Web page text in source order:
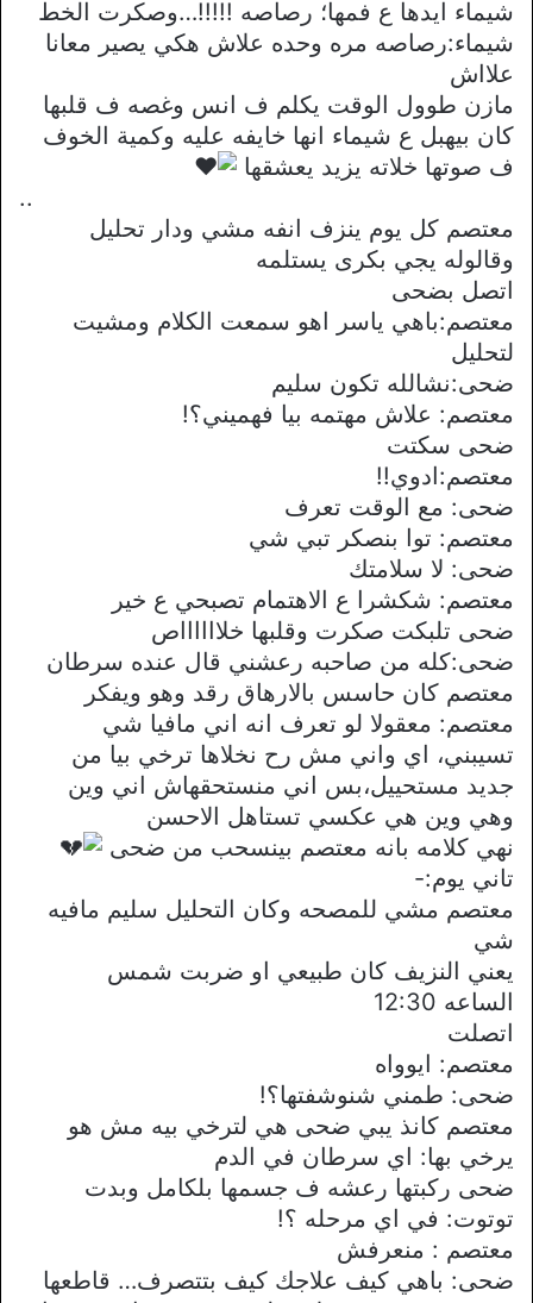
شيماء ايدها ع فمها؛ رصاصه !!!!!…وصكرت الخط
شيماء:رصاصه مره وحده علاش هكي يصير معانا
علااش
مازن طوول الوقت يكلم ف انس وغصه ف قلبها
كان بيهبل ع شيماء انها خايفه عليه وكمية الخوف
ف صوتها خلاته يزيد يعشقها
..
معتصم كل يوم ينزف انفه مشي ودار تحليل
وقالوله يجي بكرى يستلمه
اتصل بضحى
معتصم:باهي ياسر اهو سمعت الكلام ومشيت
لتحليل
ضحى:نشالله تكون سليم
معتصم: علاش مهتمه بيا فهميني؟!
ضحى سكتت
معتصم:ادوي!!
ضحى: مع الوقت تعرف
معتصم: توا بنصكر تبي شي
ضحى: لا سلامتك
معتصم: شكشرا ع الاهتمام تصبحي ع خير
ضحى تلبكت صكرت وقلبها خلااااااص
ضحى:كله من صاحبه رعشني قال عنده سرطان
معتصم كان حاسس بالارهاق رقد وهو ويفكر
معتصم: معقولا لو تعرف انه اني مافيا شي
تسيبني، اي واني مش رح نخلاها ترخي بيا من
جديد مستحييل،بس اني منستحقهاش اني وين
وهي وين هي عكسي تستاهل الاحسن
نهي كلامه بانه معتصم بينسحب من ضحى
تاني يوم:-
معتصم مشي للمصحه وكان التحليل سليم مافيه
شي
يعني النزيف كان طبيعي او ضربت شمس
الساعه 12:30
اتصلت
معتصم: ايوواه
ضحى: طمني شنوشفتها؟!
معتصم كانذ يبي ضحى هي لترخي بيه مش هو
يرخي بها: اي سرطان في الدم
ضحى ركبتها رعشه ف جسمها بلكامل وبدت
توتوت: في اي مرحله ؟!
معتصم : منعرفش
ضحى: باهي كيف علاجك كيف بتتصرف… قاطعها